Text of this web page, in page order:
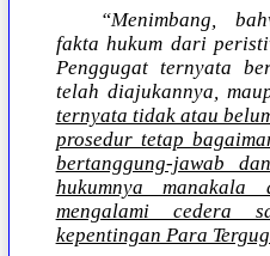
“Menimbang,
fakta hukum dari
Penggugat ternyata
telah diajukannya,
ternyata tidak atau
prosedur tetap
bertanggung-jawab
hukumnya
mengalami cedera
kepentingan Para